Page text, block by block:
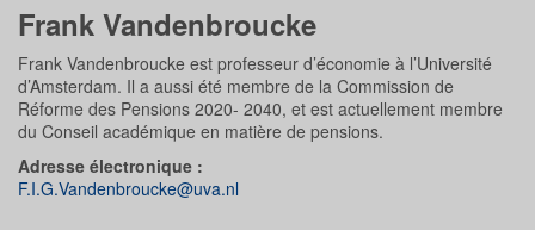
Frank Vandenbroucke
Frank Vandenbroucke est professeur d’économie à l’Université
d’Amsterdam. Il a aussi été membre de la Commission de
Réforme des Pensions 2020- 2040, et est actuellement membre
du Conseil académique en matière de pensions.
Adresse électronique :
F.I.G.Vandenbroucke@uva.nl